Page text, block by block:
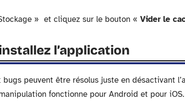
» et cliquez sur le bouton « Vider le
l’application
bugs peuvent être résolus juste en désactivant
fonctionne pour Android et pour iOS.